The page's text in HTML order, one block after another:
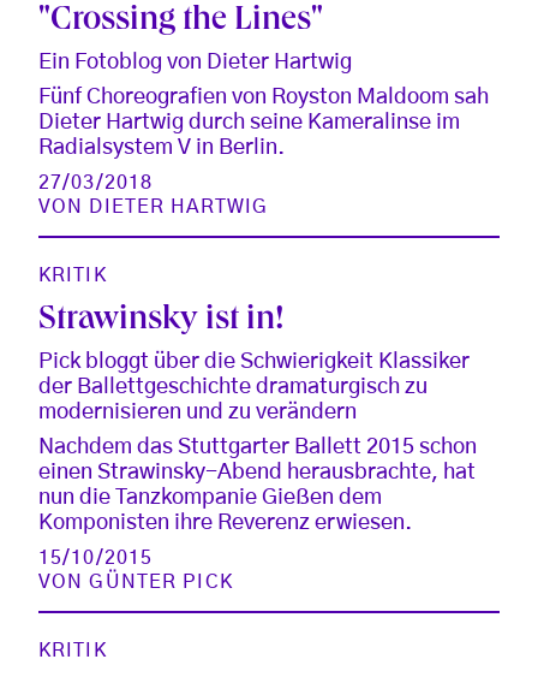
"Crossing the Lines"
Ein Fotoblog von Dieter Hartwig
Fünf Choreografien von Royston Maldoom sah
Dieter Hartwig durch seine Kameralinse im
Radialsystem V in Berlin.
27/03/2018
VON
DIETER HARTWIG
KRITIK
Strawinsky ist in!
Pick bloggt über die Schwierigkeit Klassiker
der Ballettgeschichte dramaturgisch zu
modernisieren und zu verändern
Nachdem das Stuttgarter Ballett 2015 schon
einen Strawinsky-Abend herausbrachte, hat
nun die Tanzkompanie Gießen dem
Komponisten ihre Reverenz erwiesen.
15/10/2015
VONGÜNTER PICK
KRITIK